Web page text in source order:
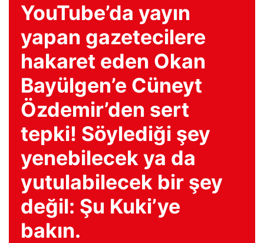
YouTube’da yayın
yapan gazetecilere
hakaret eden Okan
Bayülgen’e Cüneyt
Özdemir’den sert
tepki! Söylediği şey
yenebilecek ya da
yutulabilecek bir şey
değil: Şu Kuki’ye
bakın.